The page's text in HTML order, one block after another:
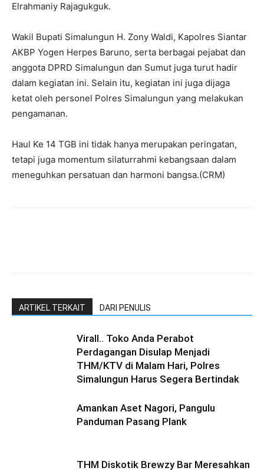
Elrahmaniy Rajagukguk.
Wakil Bupati Simalungun H. Zony Waldi, Kapolres Siantar
AKBP Yogen Herpes Baruno, serta berbagai pejabat dan
anggota DPRD Simalungun dan Sumut juga turut hadir
dalam kegiatan ini. Selain itu, kegiatan ini juga dijaga
ketat oleh personel Polres Simalungun yang melakukan
pengamanan.
Haul Ke 14 TGB ini tidak hanya merupakan peringatan,
tetapi juga momentum silaturrahmi kebangsaan dalam
meneguhkan persatuan dan harmoni bangsa.(CRM)
ARTIKEL TERKAIT DARI PENULIS
Virall.. Toko Anda Perabot
Perdagangan Disulap Menjadi
THM/KTV di Malam Hari, Polres
Simalungun Harus Segera Bertindak
Amankan Aset Nagori, Pangulu
Panduman Pasang Plank
THM Diskotik Brewzy Bar Meresahkan